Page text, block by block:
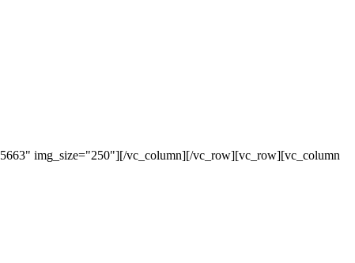
img_size="250"][/vc_column][/vc_row][vc_row][vc_column